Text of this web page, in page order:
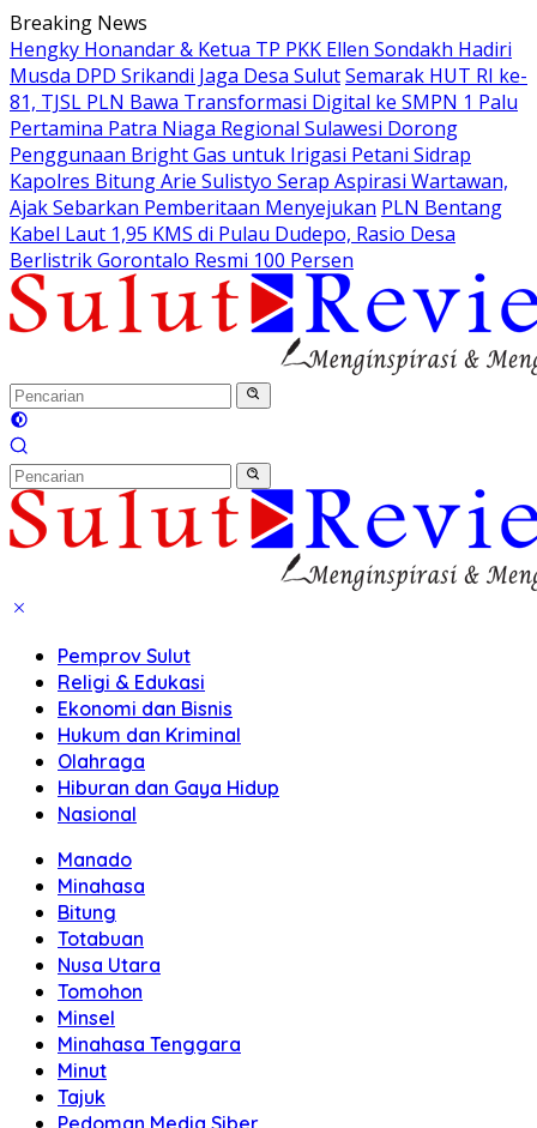
Langsung
ke
konten
Breaking News
Hengky Honandar & Ketua TP PKK Ellen Sondakh Hadiri
Musda DPD Srikandi Jaga Desa SulutSemarak HUT RI ke-
81, TJSL PLN Bawa Transformasi Digital ke SMPN 1 Palu
Pertamina Patra Niaga Regional Sulawesi Dorong
Penggunaan Bright Gas untuk Irigasi Petani Sidrap
Kapolres Bitung Arie Sulistyo Serap Aspirasi Wartawan,
Ajak Sebarkan Pemberitaan Menyejukan PLN Bentang
Kabel Laut 1,95 KMS di Pulau Dudepo, Rasio Desa
Berlistrik Gorontalo Resmi 100 Persen
Pemprov Sulut
Religi & Edukasi
Ekonomi dan Bisnis
Hukum dan Kriminal
Olahraga
Hiburan dan Gaya Hidup
Nasional
Manado
Minahasa
Bitung
Totabuan
Nusa Utara
Tomohon
Minsel
Minahasa Tenggara
Minut
Tajuk
Pedoman Media Siber